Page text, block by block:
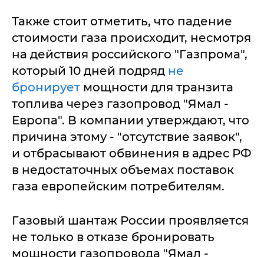
Также стоит отметить, что падение
стоимости газа происходит, несмотря
на действия российского "Газпрома",
который 10 дней подряд не
бронирует мощности для транзита
топлива через газопровод "Ямал -
Европа". В компании утверждают, что
причина этому - "отсутствие заявок",
и отбрасывают обвинения в адрес РФ
в недостаточных объемах поставок
газа европейским потребителям.
Газовый шантаж России проявляется
не только в отказе бронировать
мощности газопровода "Ямал -